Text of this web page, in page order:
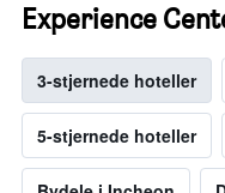
Experience
3-stjernede hoteller
5-stjernede hoteller